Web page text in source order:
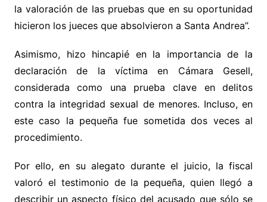
la valoración de las pruebas que en su oportunidad
hicieron los jueces que absolvieron a Santa Andrea”.
Asimismo, hizo hincapié en la importancia de la
declaración de la víctima en Cámara Gesell,
considerada como una prueba clave en delitos
contra la integridad sexual de menores. Incluso, en
este caso la pequeña fue sometida dos veces al
procedimiento.
Por ello, en su alegato durante el juicio, la fiscal
valoró el testimonio de la pequeña, quien llegó a
describir un aspecto físico del acusado que sólo se